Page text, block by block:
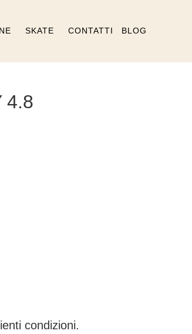
SKATE CONTATTI BLOG
4.8
condizioni.